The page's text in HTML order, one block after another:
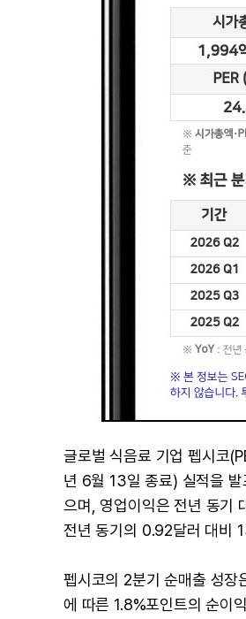
글로벌 식음료 기업 펩시코
년 6월 13일 종료) 실적을
으며, 영업이익은 전년 동기
전년 동기의 0.92달러 대비
펩시코의 2분기 순매출 성
에 따른 1.8%포인트의 순이